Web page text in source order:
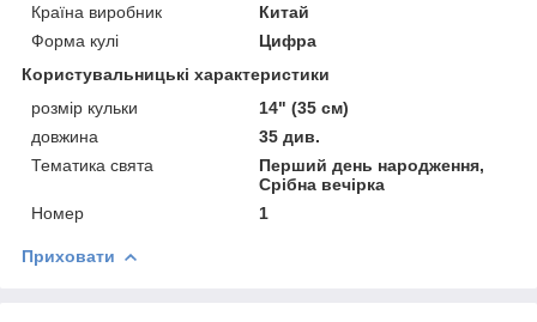
Країна виробник
Китай
Форма кулі
Цифра
Користувальницькі характеристики
розмір кульки
14" (35 см)
довжина
35 див.
Тематика свята
Перший день народження,
Срібна вечірка
Номер
1
Приховати